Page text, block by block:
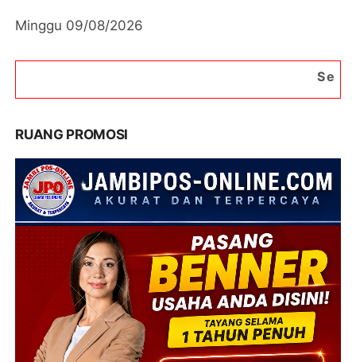
Minggu 09/08/2026
Selamat Datang di
RUANG PROMOSI